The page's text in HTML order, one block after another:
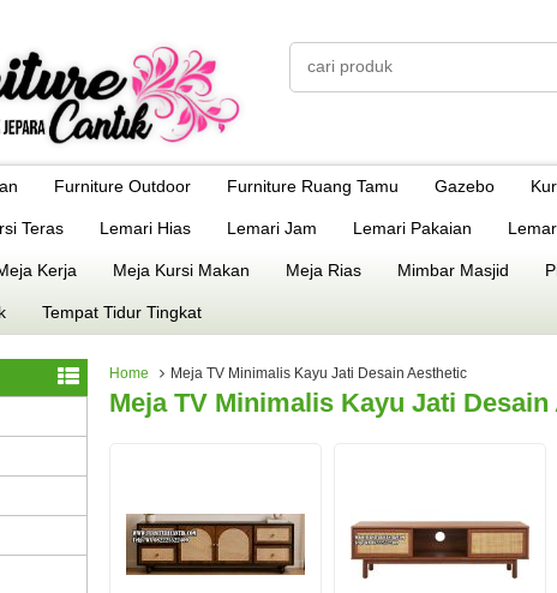
Furniture Outdoor Furniture Ruang Tamu Gazebo
Teras Lemari Hias Lemari Jam Lemari Pakaian
Kerja Meja Kursi Makan Meja Rias Mimbar Masjid
Tempat Tidur Tingkat
Home Meja TV Minimalis Kayu Jati Desain Aesthetic
Meja TV Minimalis Kayu Jati